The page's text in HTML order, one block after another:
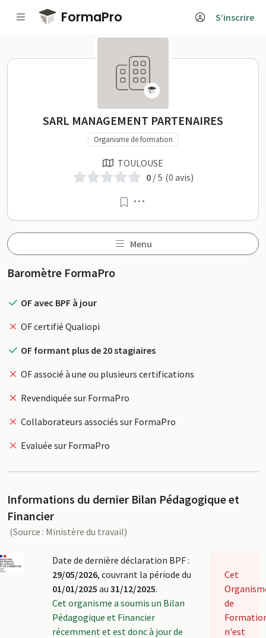
Passer au contenu principal
FormaPro S’inscrire
SARL MANAGEMENT
SARL MANAGEMENT PARTENAIRES
Organisme de formation
TOULOUSE
0/ 5 (0 avis)
Menu
Profil
Baromètre FormaPro
OF avec BPF à jour
OF certifié Qualiopi
OF formant plus de 20 stagiaires
OF associé à une ou plusieurs certifications
Revendiquée sur FormaPro
Collaborateurs associés sur FormaPro
Evaluée sur FormaPro
Informations du dernier Bilan Pédagogique et
Financier
(Source : Ministère du travail)
Date de dernière déclaration BPF :
29/05/2026, couvrant la période du
01/01/2025 au 31/12/2025.
Cet organisme a soumis un Bilan
Pédagogique et Financier
récemment et est donc à jour de
Cet
de
n'est